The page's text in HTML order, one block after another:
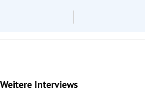
Weitere Interviews